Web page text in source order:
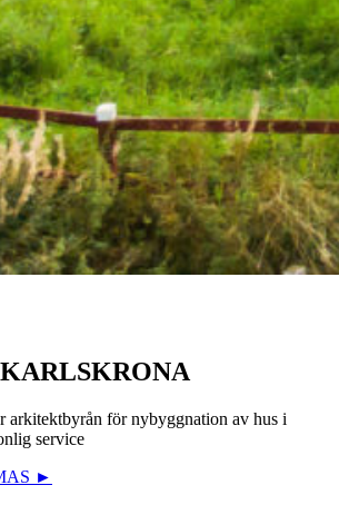
arkitektbyrån för nybyggnation av hus i
service
►